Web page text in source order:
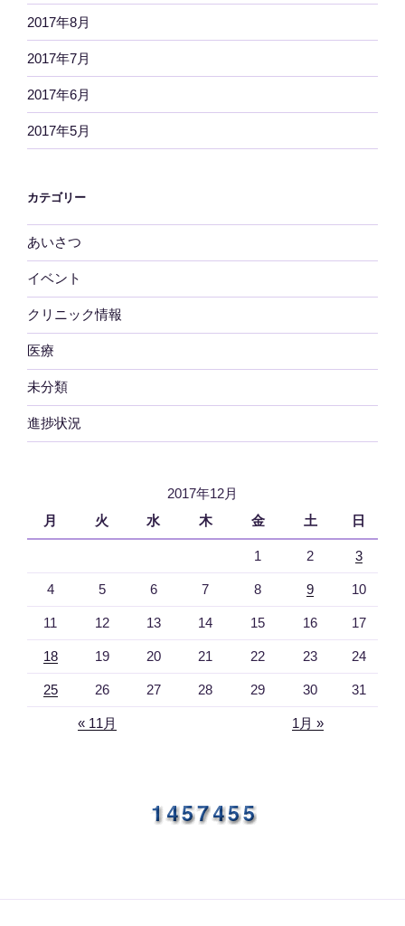
2017年8月
2017年7月
2017年6月
2017年5月
カテゴリー
あいさつ
イベント
クリニック情報
医療
未分類
進捗状況
2017年12月
月
火 水 木 金 土 日
1 2 3
4 5 6 7 8 9 10
11 12 13 14 15 16 17
18 19 20 21 22 23 24
25 26 27 28 29 30 31
« 11月 1月 »